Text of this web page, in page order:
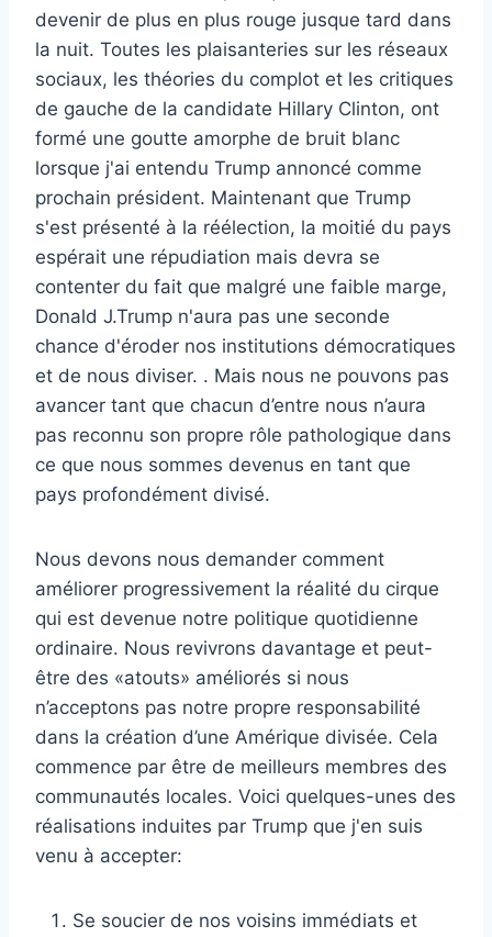
devenir de plus en plus rouge jusque tard dans
la nuit. Toutes les plaisanteries sur les réseaux
sociaux, les théories du complot et les critiques
de gauche de la candidate Hillary Clinton, ont
formé une goutte amorphe de bruit blanc
lorsque j'ai entendu Trump annoncé comme
prochain président. Maintenant que Trump
s'est présenté à la réélection, la moitié du pays
espérait une répudiation mais devra se
contenter du fait que malgré une faible marge,
Donald J.Trump n'aura pas une seconde
chance d'éroder nos institutions démocratiques
et de nous diviser. . Mais nous ne pouvons pas
avancer tant que chacun d’entre nous n’aura
pas reconnu son propre rôle pathologique dans
ce que nous sommes devenus en tant que
pays profondément divisé.
Nous devons nous demander comment
améliorer progressivement la réalité du cirque
qui est devenue notre politique quotidienne
ordinaire. Nous revivrons davantage et peut-
être des «atouts» améliorés si nous
n’acceptons pas notre propre responsabilité
dans la création d’une Amérique divisée. Cela
commence par être de meilleurs membres des
communautés locales. Voici quelques-unes des
réalisations induites par Trump que j'en suis
venu à accepter:
Se soucier de nos voisins immédiats et